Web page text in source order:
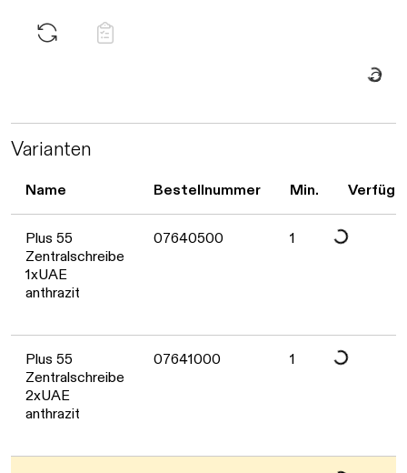
Varianten
Name Bestellnummer Min.
Plus 55
Zentralschreibe
1xUAE
anthrazit
07640500 1 Daten
Plus 55
Zentralschreibe
2xUAE
anthrazit
07641000 1 Daten
Daten